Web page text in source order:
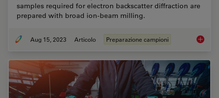
samples required for electron backscatter diffraction are
prepared with broad ion-beam milling.
Aug 15, 2023 Articolo Preparazione campioni High-